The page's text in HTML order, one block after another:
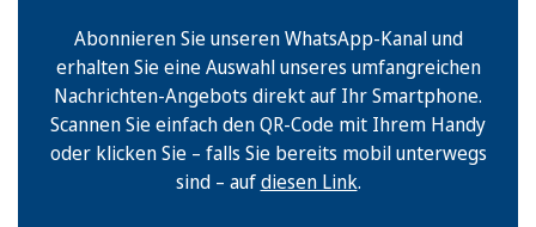
Abonnieren Sie unseren WhatsApp-Kanal und
erhalten Sie eine Auswahl unseres umfangreichen
Nachrichten-Angebots direkt auf Ihr Smartphone.
Scannen Sie einfach den QR-Code mit Ihrem Handy
oder klicken Sie – falls Sie bereits mobil unterwegs
sind – aufdiesen Link.